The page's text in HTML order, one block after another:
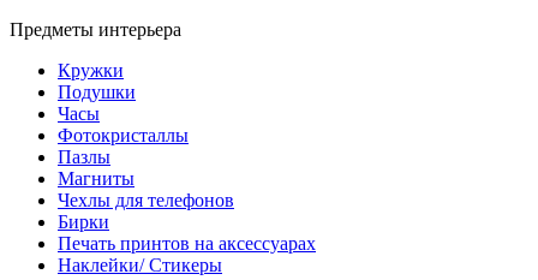
Предметы интерьера
Кружки
Подушки
Часы
Фотокристаллы
Пазлы
Магниты
Чехлы для телефонов
Бирки
Печать принтов на аксессуарах
Наклейки/ Стикеры